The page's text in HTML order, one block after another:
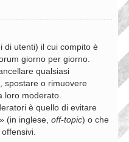
di utenti) il cui compito è
giorno per giorno.
qualsiasi
spostare o rimuovere
loro moderato.
è quello di evitare
(in inglese, off-topic) o che